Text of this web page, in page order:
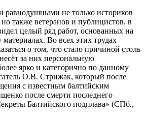
равнодушными не только историков
также ветеранов и публицистов, в
целый ряд работ, основанных на
материалах. Во всех этих трудах
о том, что стало причиной столь
за них персональную
ярко и категорично по данному
О.В. Стрижак, который после
с известным балтийским
после смерти последнего
Балтийского подплава» (СПб.,